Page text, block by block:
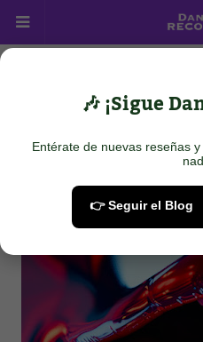
Bola Curva -
April 15, 2024
🎶 ¡Sigue
Entérate de nuevas reseñas
👉 Seguir el Blog